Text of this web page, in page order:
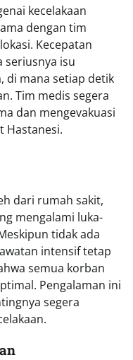
kecelakaan
dengan tim
Kecepatan
seriusnya isu
di mana setiap detik
Tim medis segera
dan mengevakuasi
Hastanesi.
dari rumah sakit,
mengalami luka-
tidak ada
intensif tetap
semua korban
Pengalaman ini
segera